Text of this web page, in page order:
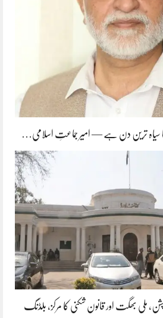
ملی بھگت اور قانون شکنی کا مرکز، بلڈنگ